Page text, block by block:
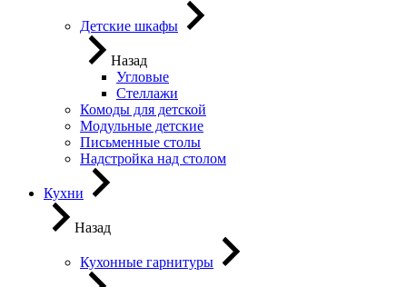
Детские шкафы
Назад
Угловые
Стеллажи
Комоды для детской
Модульные детские
Письменные столы
Надстройка над столом
Кухни
Назад
Кухонные гарнитуры